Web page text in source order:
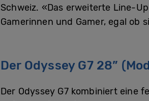
Schweiz. «Das erweiterte Line-
Gamerinnen und Gamer, egal ob
Der Odyssey G7 28”
Der Odyssey G7 kombiniert eine